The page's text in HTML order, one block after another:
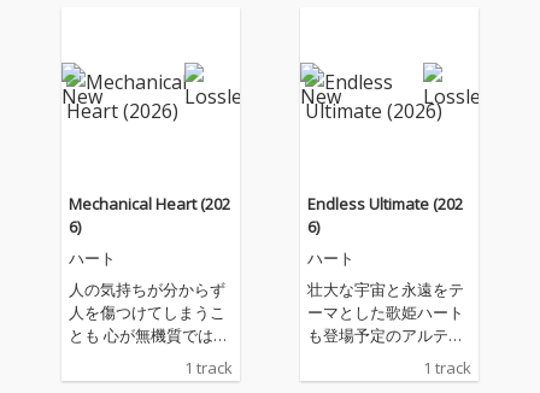
ら一気に歌いだし、や
んわりと解放する楽曲
にしています
Mechanical Heart (202
6)
ハート
人の気持ちが分からず
人を傷つけてしまうこ
とも 心が無機質ではな
育てたから それは例え
1 track
Endless Ultimate (202
6)
ハート
壮大な宇宙と永遠をテ
ーマとした歌姫ハート
も登場予定のアルティ
メット本編のテーマ曲
となります 2026年の日
1 track